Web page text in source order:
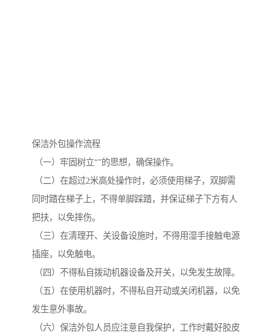
保洁外包操作流程
（一）牢固树立“”的思想，确保操作。
（二）在超过2米高处操作时，必须使用梯子，双脚需
同时踏在梯子上，不得单脚踩踏，并保证梯子下方有人
把扶，以免摔伤。
（三）在清理开、关设备设施时，不得用湿手接触电源
插座，以免触电。
（四）不得私自拨动机器设备及开关，以免发生故障。
（五）在使用机器时，不得私自开动或关闭机器，以免
发生意外事故。
（六）保洁外包人员应注意自我保护，工作时戴好胶皮